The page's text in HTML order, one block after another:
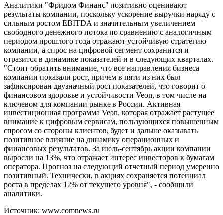
Аналитики "Фридом Финанс" позитивно оценивают
результаты компании, поскольку ускорение выручки наряду с
сильным ростом EBITDA и значительным увеличением
свободного денежного потока по сравнению с аналогичным
периодом прошлого года отражают устойчивую стратегию
компании, а спрос на цифровой сегмент сохранится и
отразится в динамике показателей и в следующих кварталах.
"Стоит обратить внимание, что все направления бизнеса
компании показали рост, причем в пяти из них был
зафиксирован двузначный рост показателей, что говорит о
финансовом здоровье и устойчивости Veon, в том числе на
ключевом для компании рынке в России. Активная
инвестиционная программа Veon, которая отражает растущее
внимание к цифровым сервисам, пользующихся повышенным
спросом со стороны клиентов, будет и дальше оказывать
позитивное влияние на динамику операционных и
финансовых результатов. За июль-сентябрь акции компании
выросли на 13%, что отражает интерес инвесторов к бумагам
оператора. Прогноз на следующий отчетный период умеренно
позитивный. Технически, в акциях сохраняется потенциал
роста в пределах 12% от текущего уровня", - сообщили
аналитики.
Источник: www.comnews.ru